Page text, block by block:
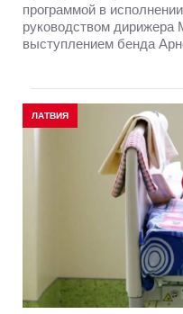
программой в
руководством дирижера
выступлением бенда
ЛАТВИЯ